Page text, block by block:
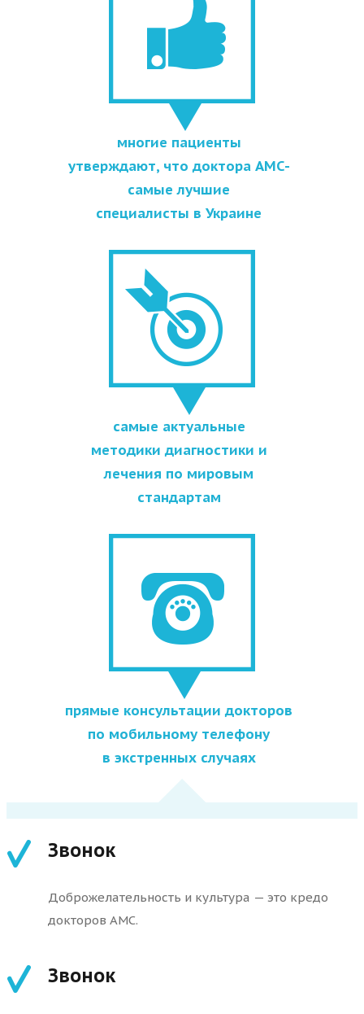
многие пациенты
утверждают, что доктора АМС-
самые лучшие
специалисты в Украине
самые актуальные
методики диагностики и
лечения по мировым
стандартам
прямые консультации докторов
по мобильному телефону
в экстренных случаях
Звонок
Доброжелательность и культура — это кредо
докторов АМС.
Звонок